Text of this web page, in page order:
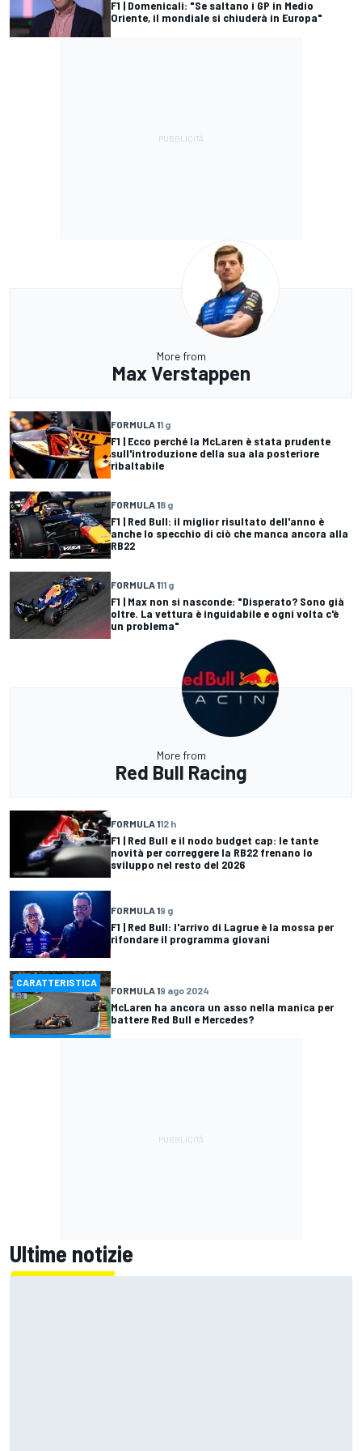
F1 | Domenicali: "Se saltano i GP in Medio
Oriente, il mondiale si chiuderà in Europa"
More from
Max Verstappen
FORMULA 11 g
F1 | Ecco perché la McLaren è stata prudente
sull'introduzione della sua ala posteriore
ribaltabile
FORMULA 18 g
F1 | Red Bull: il miglior risultato dell'anno è
anche lo specchio di ciò che manca ancora alla
RB22
FORMULA 111 g
F1 | Max non si nasconde: "Disperato? Sono già
oltre. La vettura è inguidabile e ogni volta c'è
un problema"
More from
Red Bull Racing
FORMULA 112 h
F1 | Red Bull e il nodo budget cap: le tante
novità per correggere la RB22 frenano lo
sviluppo nel resto del 2026
FORMULA 19 g
F1 | Red Bull: l'arrivo di Lagrue è la mossa per
rifondare il programma giovani
CARATTERISTICA
FORMULA 19 ago 2024
McLaren ha ancora un asso nella manica per
battere Red Bull e Mercedes?
Ultime notizie